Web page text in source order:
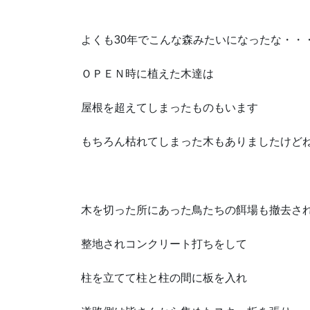
よくも30年でこんな森みたいになったな・・・
ＯＰＥＮ時に植えた木達は
屋根を超えてしまったものもいます
もちろん枯れてしまった木もありましたけど
木を切った所にあった鳥たちの餌場も撤去さ
整地されコンクリート打ちをして
柱を立てて柱と柱の間に板を入れ